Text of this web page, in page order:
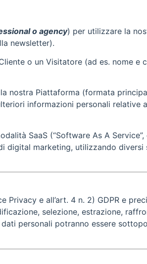
o agency) per utilizzare la
newsletter).
o un Visitatore (ad es. nome e
nostra Piattaforma (formata
informazioni personali relative
SaaS (“Software As A
digital marketing, utilizzando diversi
e all’art. 4 n. 2) GDPR e
selezione, estrazione,
personali potranno essere